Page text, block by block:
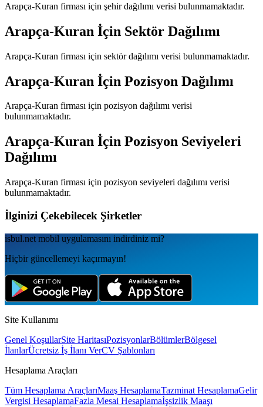
Arapça-Kuran firması için şehir dağılımı verisi bulunmamaktadır.
Arapça-Kuran İçin Sektör Dağılımı
Arapça-Kuran firması için sektör dağılımı verisi bulunmamaktadır.
Arapça-Kuran İçin Pozisyon Dağılımı
Arapça-Kuran firması için pozisyon dağılımı verisi
bulunmamaktadır.
Arapça-Kuran İçin Pozisyon Seviyeleri
Dağılımı
Arapça-Kuran firması için pozisyon seviyeleri dağılımı verisi
bulunmamaktadır.
İlginizi Çekebilecek Şirketler
isbul.net mobil uygulamаsını indirdiniz mi?
Hiçbir güncellemeyi kaçırmayın!
Site Kullanımı
Genel KoşullarSite HaritasıPozisyonlarBölümlerBölgesel
İlanlarÜcretsiz İş İlanı VerCV Şablonları
Hesaplama Araçları
Tüm Hesaplama AraçlarıMaaş HesaplamaTazminat HesaplamaGelir
Vergisi HesaplamaFazla Mesai Hesaplamaİşsizlik Maaşı